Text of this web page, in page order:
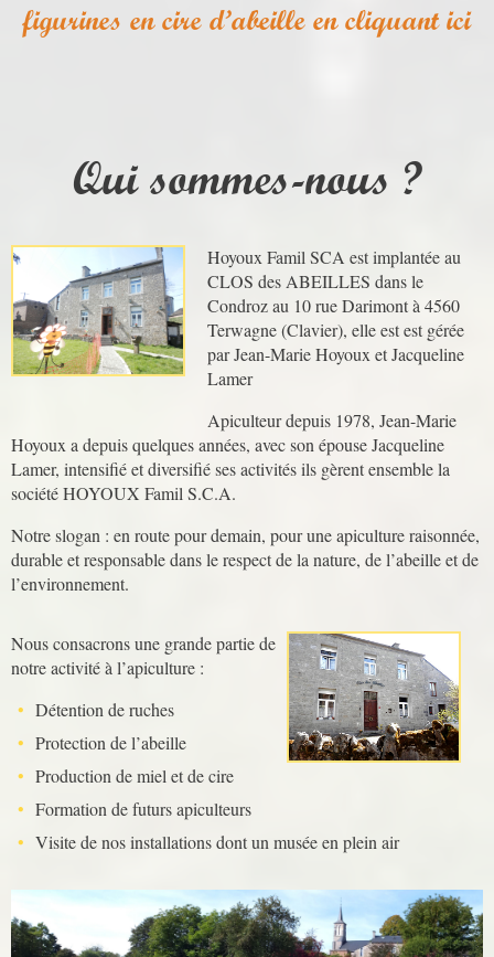
figurines en cire d’abeille en cliquant ici
Qui sommes-nous ?
Hoyoux Famil SCA est implantée au
CLOS des ABEILLES dans le
Condroz au 10 rue Darimont à 4560
Terwagne (Clavier), elle est est gérée
par Jean-Marie Hoyoux et Jacqueline
Lamer
Apiculteur depuis 1978, Jean-Marie
Hoyoux a depuis quelques années, avec son épouse Jacqueline
Lamer, intensifié et diversifié ses activités ils gèrent ensemble la
société HOYOUX Famil S.C.A.
Notre slogan : en route pour demain, pour une apiculture raisonnée,
durable et responsable dans le respect de la nature, de l’abeille et de
l’environnement.
Nous consacrons une grande partie de
notre activité à l’apiculture :
Détention de ruches
Protection de l’abeille
Production de miel et de cire
Formation de futurs apiculteurs
Visite de nos installations dont un musée en plein air